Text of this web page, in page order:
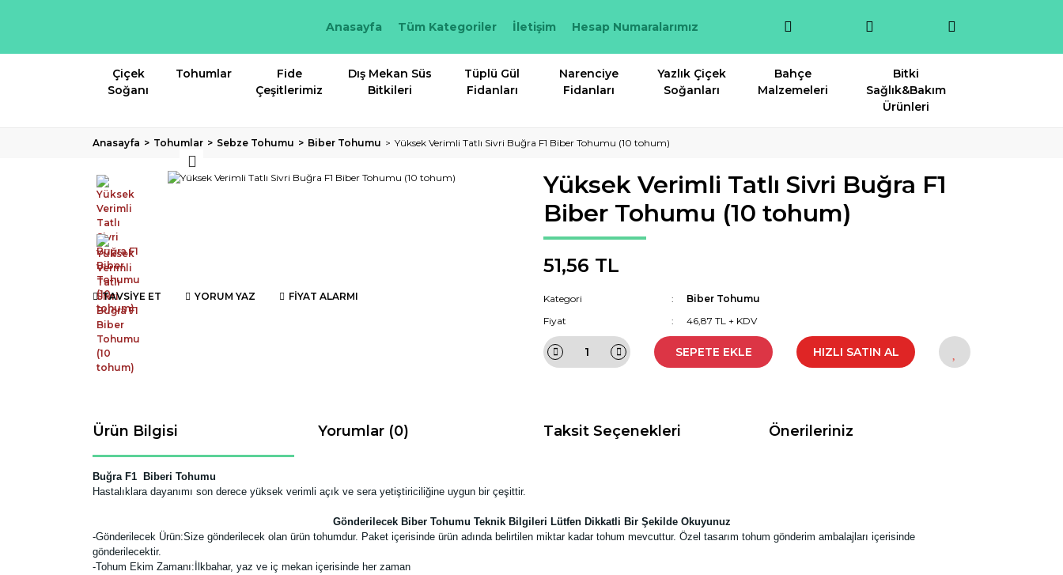
Anasayfa Tüm Kategoriler İletişim Hesap Numaralarımız
Çiçek
Soğanı
Tohumlar
Fide
Çeşitlerimiz
Dış Mekan Süs
Bitkileri
Tüplü Gül
Fidanları
Narenciye
Fidanları
Yazlık Çiçek
Soğanları
Bahçe
Malzemeleri
Bitki
Sağlık&Bakım
Ürünleri
Anasayfa Tohumlar Sebze Tohumu Biber Tohumu Yüksek Verimli Tatlı Sivri Buğra F1 Biber Tohumu (10 tohum)
TAVSİYE ET YORUM YAZ FİYAT ALARMI
Yüksek Verimli Tatlı Sivri Buğra F1
Biber Tohumu (10 tohum)
51,56 TL
Kategori
Biber Tohumu
Fiyat
46,87 TL + KDV
SEPETE EKLE HIZLI SATIN AL
Ürün Bilgisi Yorumlar (0) Taksit Seçenekleri Önerileriniz
Buğra F1 Biberi Tohumu
Hastalıklara dayanımı son derece yüksek verimli açık ve sera yetiştiriciliğine uygun bir çeşittir.
Gönderilecek Biber Tohumu Teknik Bilgileri Lütfen Dikkatli Bir Şekilde Okuyunuz
-Gönderilecek Ürün:Size gönderilecek olan ürün tohumdur. Paket içerisinde ürün adında belirtilen miktar kadar tohum mevcuttur. Özel tasarım tohum gönderim ambalajları içerisinde
gönderilecektir.
-Tohum Ekim Zamanı:İlkbahar, yaz ve iç mekan içerisinde her zaman